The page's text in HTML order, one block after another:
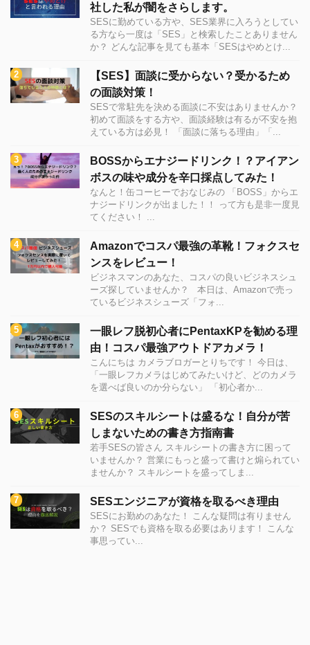
社した私が闇をさらします。
SESに勤めている方や、SES業界に入ろうとしてい
る方なら一度は「SES」と検索したことありません
か？ どんな記事を見ても基本「SESはやめとけ...
【SES】面談に受からない？受かるため
の面談対策！
SESで常駐先を決める面談に不安はありませんか？
初めて面談をする方や、面談経験は有るが不安を抱
えている方は必見！ 「面談に落ちる理由」「...
BOSSからエナジードリンク！？アイアン
ボスの味や成分を辛口採点してみた！
なんと！缶コーヒーでおなじみの 「BOSS」からエ
ナジードリンクが出ました！！ って方も是非一度見
てください！ ...
Amazonでコスパ最強の革靴！フォクスセ
ンスをレビュー！
ビジネスマンのあなた、コスパの良いビジネスシュ
ーズ探していませんか？ 本日は、Amazonで売っ
ているビジネスシューズ「フォ...
一眼レフ脱初心者にPentaxKPを勧める理
由！コスパ最強アウトドアカメラ！
こんにちは カメラブロガーとりちです！ 今日は、
「一眼レフカメラはじめてみたいけど、どのカメラ
を選べば良いのか分らない」 「初心者か...
SESのスキルシートは盛るな！自分が苦
しまないための書き方指南書
若手SESの皆さん スキルシートの書き方に困って
いませんか？ 営業にもっと盛って書けと煽られてい
ませんか？ スキルシートを盛ってしま...
SESエンジニアが資格を取るべき理由
SESにお勤めのあなた！ こんな疑問は有りません
か？ SESでも資格を取る必要はあります！ こんな
事思ってい...